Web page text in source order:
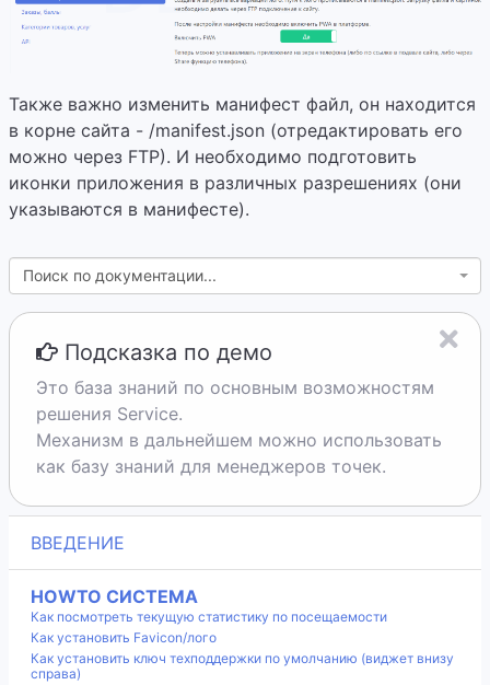
Также важно изменить манифест файл, он находится
в корне сайта - /manifest.json (отредактировать его
можно через FTP). И необходимо подготовить
иконки приложения в различных разрешениях (они
указываются в манифесте).
Поиск по документации...
Подсказка по демо
Это база знаний по основным возможностям
решения Service.
Механизм в дальнейшем можно использовать
как базу знаний для менеджеров точек.
ВВЕДЕНИЕ
HOWTO СИСТЕМА
Как посмотреть текущую статистику по посещаемости
Как установить Favicon/лого
Как установить ключ техподдержки по умолчанию (виджет внизу
справа)